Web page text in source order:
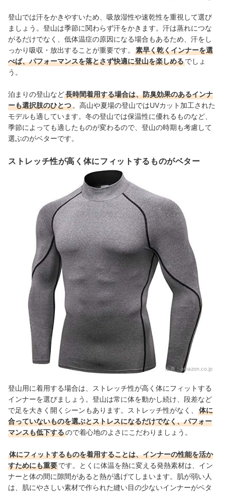
登山では汗をかきやすいため、吸放湿性や速乾性を重視して選び
ましょう。登山は季節に関わらず汗をかきます。汗は蒸れにつな
がるだけでなく、低体温症の原因になる場合もあるため、汗をし
っかり吸収・放出することが重要です。
素早く乾くインナーを選
べば、パフォーマンスを落とさず快適に登山を楽しめるでしょ
う。
泊まりの登山など長時間着用する場合は、防臭効果のあるインナ
ーも選択肢のひとつ。高山や夏場の登山ではUVカット加工された
モデルも適しています。冬の登山では保温性に優れるものなど、
季節によっても適したものが変わるので、登山の時期も考慮して
選ぶのがベターです。
ストレッチ性が高く体にフィットするものがベター
出典：amazon.co.jp
登山用に着用する場合は、ストレッチ性が高く体にフィットする
インナーを選びましょう。登山は常に体を動かし続け、段差など
で足を大きく開くシーンもあります。ストレッチ性がなく、
体に
合っていないものを選ぶとストレスになるだけでなく、パフォー
マンスも低下するので着心地のよさにこだわりましょう。
体にフィットするものを着用することは、インナーの性能を活か
すためにも重要です。とくに体温を熱に変える発熱素材は、イン
ナーと体の間に隙間があると熱が逃げてしまいます。肌が弱い人
は、肌にやさしい素材で作られた縫い目の少ないインナーがベタ